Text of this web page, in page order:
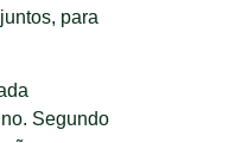
para
Segundo